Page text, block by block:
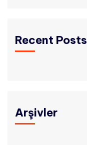
Recent Posts
Arşivler